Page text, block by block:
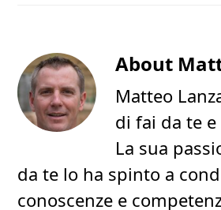
About
Matteo
di fai da te
La sua
da te lo ha spinto a
conoscenze e